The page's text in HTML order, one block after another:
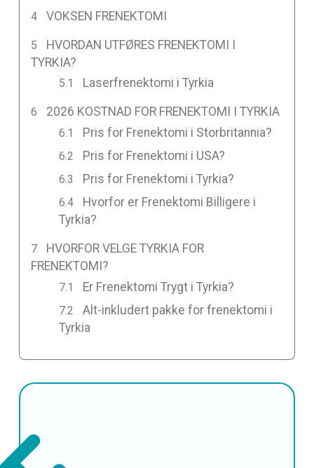
VOKSEN FRENEKTOMI
HVORDAN UTFØRES FRENEKTOMI I
TYRKIA?
Laserfrenektomi i Tyrkia
2026 KOSTNAD FOR FRENEKTOMI I TYRKIA
Pris for Frenektomi i Storbritannia?
Pris for Frenektomi i USA?
Pris for Frenektomi i Tyrkia?
Hvorfor er Frenektomi Billigere i
Tyrkia?
HVORFOR VELGE TYRKIA FOR
FRENEKTOMI?
Er Frenektomi Trygt i Tyrkia?
Alt-inkludert pakke for frenektomi i
Tyrkia